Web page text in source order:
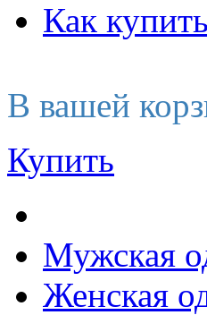
Как купить
В вашей
Купить
Мужская
Женская